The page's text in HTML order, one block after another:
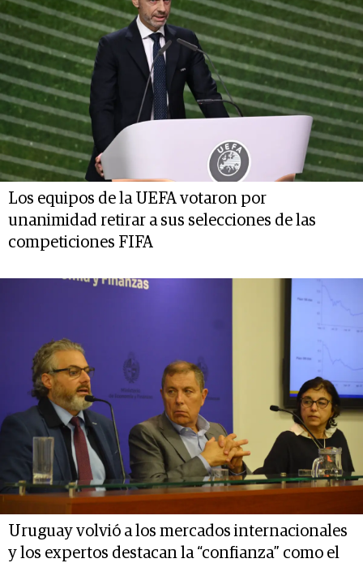
Los equipos de la UEFA votaron por
unanimidad retirar a sus selecciones de las
competiciones FIFA
Uruguay volvió a los mercados internacionales
y los expertos destacan la “confianza” como el